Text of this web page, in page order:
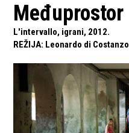
Međuprostor
L'intervallo, igrani, 2012.
REŽIJA: Leonardo di Costanzo